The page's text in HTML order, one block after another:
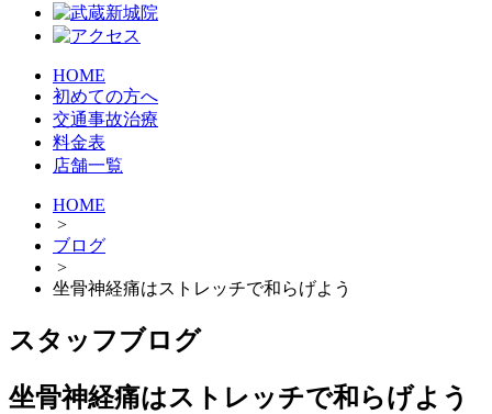
HOME
初めての方へ
交通事故治療
料金表
店舗一覧
HOME
>
ブログ
>
坐骨神経痛はストレッチで和らげよう
スタッフブログ
坐骨神経痛はストレッチで和らげよう